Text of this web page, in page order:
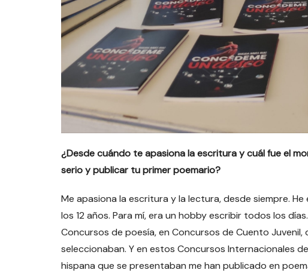
¿Desde cuándo te apasiona la escritura y cuál fue el
serio y publicar tu primer poemario?
Me apasiona la escritura y la lectura, desde siempre.
los 12 años. Para mí, era un hobby escribir todos los
Concursos de poesía, en Concursos de Cuento Juvenil,
seleccionaban. Y en estos Concursos Internacionales
hispana que se presentaban me han publicado en